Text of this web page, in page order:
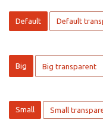
Default Default
Big Big transparent
Small Small